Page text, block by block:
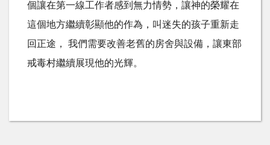
個讓在第一線工作者感到無力情勢，讓神的榮耀在
這個地方繼續彰顯他的作為，叫迷失的孩子重新走
回正途， 我們需要改善老舊的房舍與設備，讓東部
戒毒村繼續展現他的光輝。